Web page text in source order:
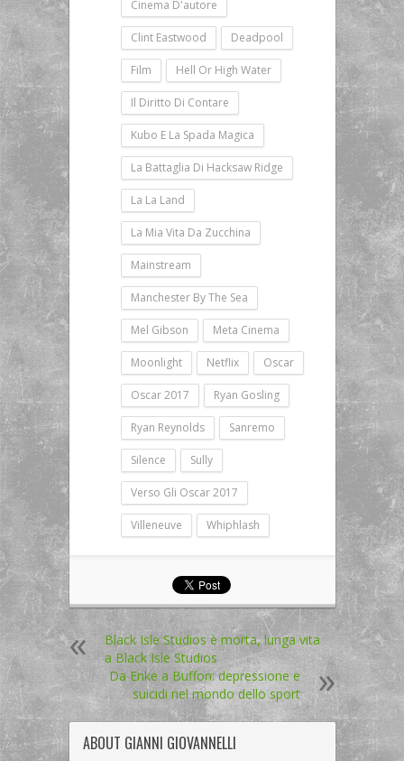
Cinema D'autore
Clint Eastwood Deadpool
Film Hell Or High Water
Il Diritto Di Contare
Kubo E La Spada Magica
La Battaglia Di Hacksaw Ridge
La La Land
La Mia Vita Da Zucchina
Mainstream
Manchester By The Sea
Mel Gibson Meta Cinema
Moonlight Netflix Oscar
Oscar 2017 Ryan Gosling
Ryan Reynolds Sanremo
Silence Sully
Verso Gli Oscar 2017
Villeneuve Whiphlash
Black Isle Studios è morta, lunga vita
a Black Isle Studios
Da Enke a Buffon: depressione e
suicidi nel mondo dello sport
ABOUT GIANNI GIOVANNELLI